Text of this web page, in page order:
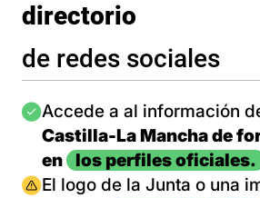
directorio
de redes sociales
Imagen
Accede a al información
Castilla-La Mancha de
en
los perfiles oficiales.
Imagen
El logo de la Junta o una